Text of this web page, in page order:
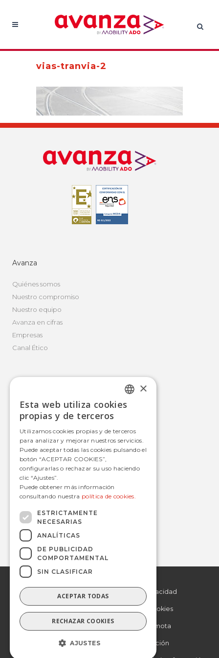
vias-tranvia-2
Avanza
Quiénes somos
Nuestro compromiso
Nuestro equipo
Avanza en cifras
Empresas
Canal Ético
Autobús
Tranvía
Metro
Estaciones
Contacto
informacion@avanzagrupo.com
+34 916 021 900
C/ San Norberto, 48 • 28021 – Madrid
© 2019 Avanza.
reservados.
Politica de Privacidad
Politica de Cookies
Asistencia remota
Otra información
SPANISH
×
Esta web utiliza cookies
propias y de terceros
Utilizamos cookies propias y de terceros
para analizar y mejorar nuestros servicios.
Puede aceptar todas las cookies pulsando el
botón “ACEPTAR COOKIES”,
configurarlas o rechazar su uso haciendo
clic “Ajustes”.
Puede obtener más información
consultando nuestra política de cookies.
ESTRICTAMENTE
NECESARIAS
ANALÍTICAS
DE PUBLICIDAD
COMPORTAMENTAL
SIN CLASIFICAR
ACEPTAR TODAS
RECHAZAR COOKIES
AJUSTES